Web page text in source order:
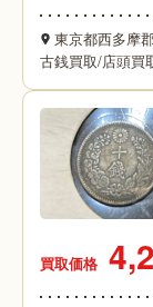
東京都西多摩
古銭買取/店頭買
買取価格